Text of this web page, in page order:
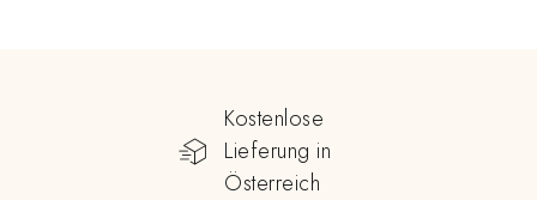
Kostenlose
Lieferung in
Österreich